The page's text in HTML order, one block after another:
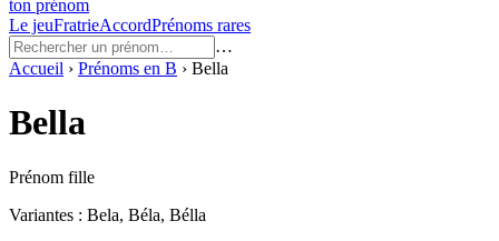
ton prénom
Le jeuFratrieAccordPrénoms rares
…
Accueil › Prénoms en B › Bella
Bella
Prénom fille
Variantes : Bela, Béla, Bélla